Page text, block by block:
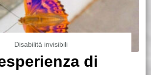
Disabilità invisibili
di